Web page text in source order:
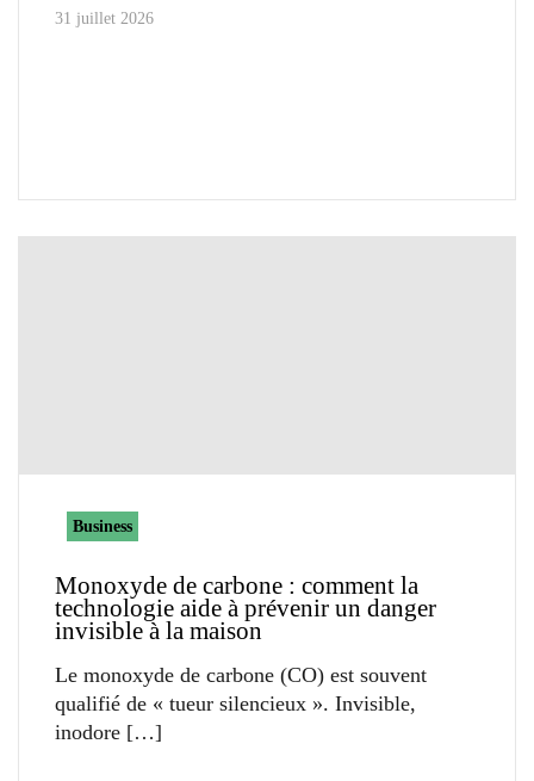
31 juillet 2026
Business
Monoxyde de carbone : comment la
technologie aide à prévenir un danger
invisible à la maison
Le monoxyde de carbone (CO) est souvent
qualifié de « tueur silencieux ». Invisible,
inodore